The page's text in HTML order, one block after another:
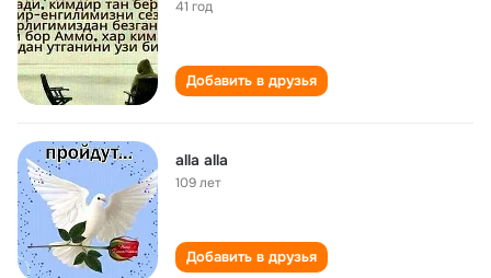
41 год
Добавить в друзья
alla alla
109 лет
Добавить в друзья